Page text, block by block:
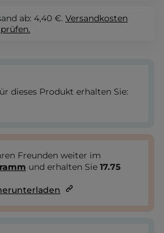
ab: 4,40 €. Versandkosten
prüfen.
dieses Produkt erhalten Sie:
Freunden weiter im
und erhalten Sie 17.75